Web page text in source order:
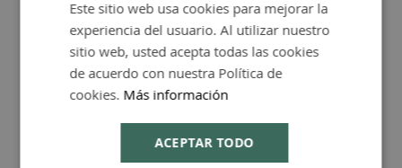
FAQ - Preguntas y Respuestas
Consejos de Compra Producto
SPANISH
ENGLISH
Este sitio web usa cookies para mejorar la
experiencia del usuario. Al utilizar nuestro
sitio web, usted acepta todas las cookies
de acuerdo con nuestra Política de
cookies. Más información
ACEPTAR TODO